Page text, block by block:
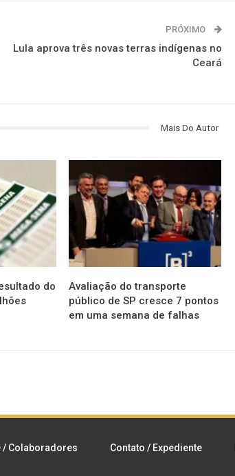
PRÓXIMO
Lula aprova três novas terras indígenas no
Ceará
Mais Do Autor
do
Avaliação do transporte
público de SP cresce 7 pontos
em uma semana de falhas
/ Colaboradores Contato / Expediente